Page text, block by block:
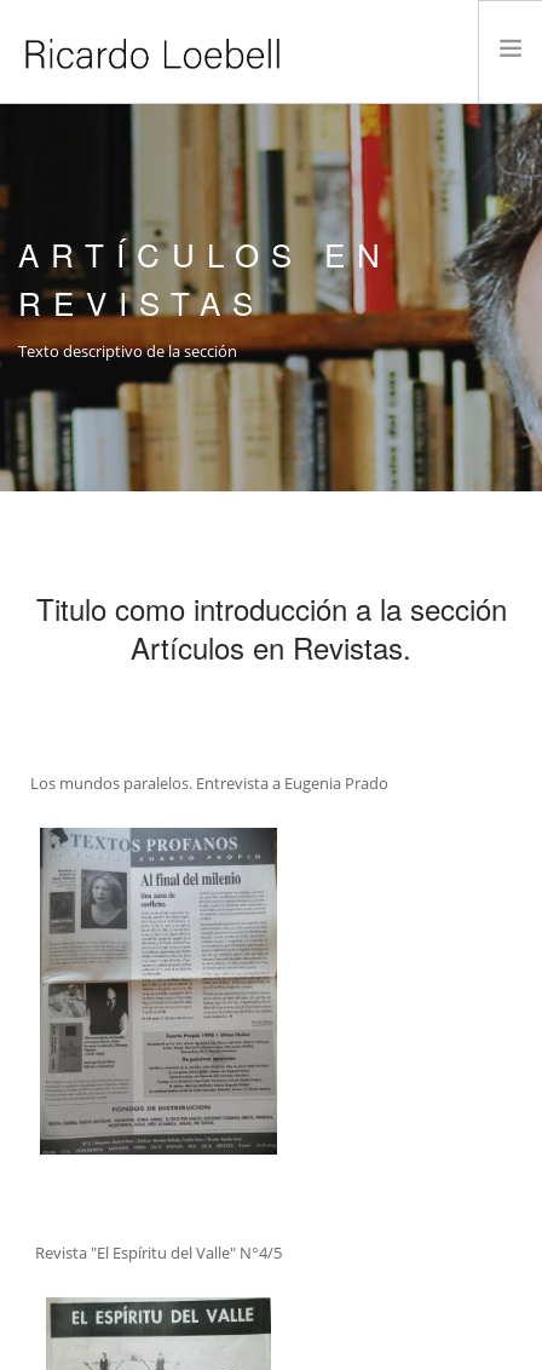
ACADEMIA
ACTUALIDAD
ARTÍCULOS EN
REVISTAS
Texto descriptivo de la sección
Titulo como introducción a la sección
Artículos en Revistas.
Los mundos paralelos. Entrevista a Eugenia Prado
Revista "El Espíritu del Valle" N°4/5